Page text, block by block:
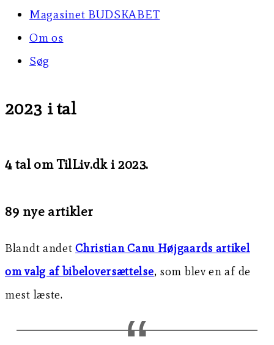
Magasinet BUDSKABET
Om os
Søg
2023 i tal
4 tal om TilLiv.dk i 2023.
89 nye artikler
Blandt andetChristian Canu Højgaards artikel
om valg af bibeloversættelse, som blev en af de
mest læste.